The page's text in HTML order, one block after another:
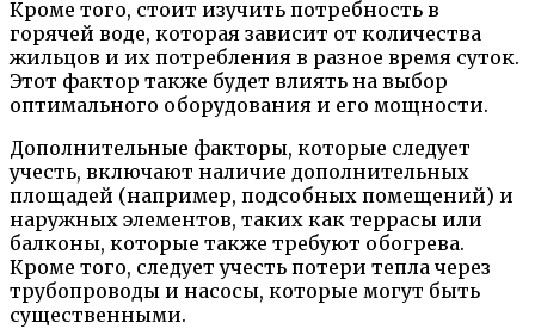
Кроме того, стоит изучить потребность в
горячей воде, которая зависит от количества
жильцов и их потребления в разное время суток.
Этот фактор также будет влиять на выбор
оптимального оборудования и его мощности.
Дополнительные факторы, которые следует
учесть, включают наличие дополнительных
площадей (например, подсобных помещений) и
наружных элементов, таких как террасы или
балконы, которые также требуют обогрева.
Кроме того, следует учесть потери тепла через
трубопроводы и насосы, которые могут быть
существенными.